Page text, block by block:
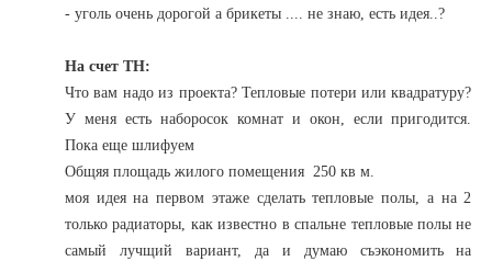
- уголь очень дорогой а брикеты .... не знаю, есть идея..?
На счет ТН:
Что вам надо из проекта? Тепловые потери или квадратуру?
У меня есть наборосок комнат и окон, если пригодится.
Пока еще шлифуем
Общяя площадь жилого помещения 250 кв м.
моя идея на первом этаже сделать тепловые полы, а на 2
только радиаторы, как известно в спальне тепловые полы не
самый лучщий вариант, да и думаю съэкономить на